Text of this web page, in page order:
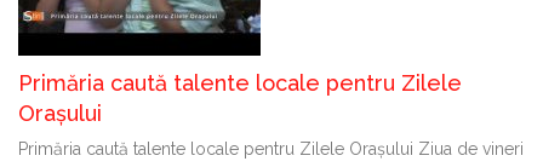
Primăria caută talente locale pentru Zilele
Orașului
Primăria caută talente locale pentru Zilele Orașului Ziua de vineri